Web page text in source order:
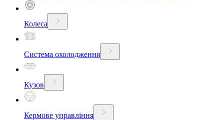
Колеса
Система охолодження
Кузов
Кермове управління